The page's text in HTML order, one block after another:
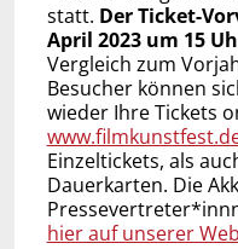
statt. Der Ticket-
April 2023 um 15
Vergleich zum
Besucher können
wieder Ihre Tickets
Einzeltickets, als
Dauerkarten. Die
hier auf unserer